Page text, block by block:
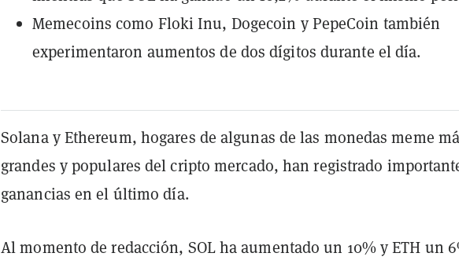
Memecoins como Floki Inu, Dogecoin y PepeCoin también
experimentaron aumentos de dos dígitos durante el día.
Solana y Ethereum, hogares de algunas de las monedas meme
grandes y populares del cripto mercado, han registrado
ganancias en el último día.
Al momento de redacción, SOL ha aumentado un 10% y ETH un